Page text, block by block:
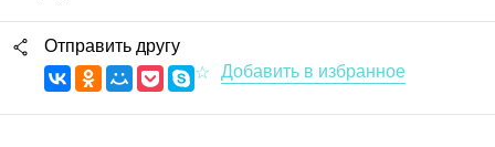
Отправить другу